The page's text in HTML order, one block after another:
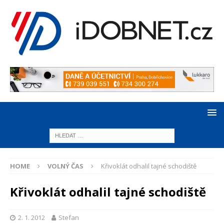
HOME VOLNÝ ČAS Křivoklát odhalil tajné schodiště
Křivoklát odhalil tajné schodiště
2. 1. 2012 Stefan